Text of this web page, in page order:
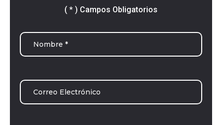
( * ) Campos Obligatorios